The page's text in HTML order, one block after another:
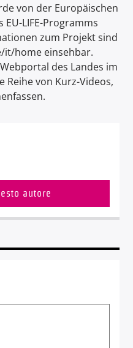
von der Europäischen
LIFE-Programms
zum Projekt sind
home einsehbar.
des Landes im
Reihe von Kurz-Videos,
autore